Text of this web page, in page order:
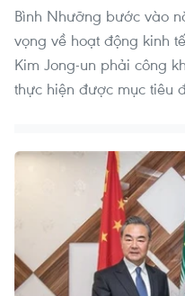
Bình Nhưỡng bước vào
vọng về hoạt động kinh
Kim Jong-un phải công
thực hiện được mục tiêu